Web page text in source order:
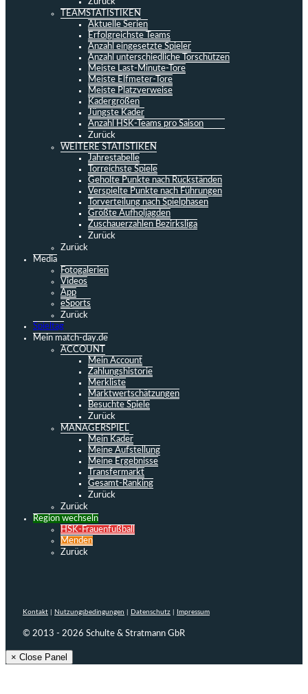
TEAMSTATISTIKEN
Aktuelle Serien
Erfolgreichste Teams
Anzahl eingesetzte Spieler
Anzahl unterschiedliche Torschützen
Meiste Last-Minute-Tore
Meiste Elfmeter-Tore
Meiste Platzverweise
Kadergrößen
Jüngste Kader
Anzahl HSK-Teams pro Saison
Zurück
WEITERE STATISTIKEN
Jahrestabelle
Torreichste Spiele
Geholte Punkte nach Rückständen
Verspielte Punkte nach Führungen
Torverteilung nach Spielphasen
Größte Aufholjagden
Zuschauerzahlen Bezirksliga
Zurück
Zurück
Media
Fotogalerien
Videos
App
eSports
Zurück
Spieltag
Mein match-day.de
ACCOUNT
Mein Account
Zahlungshistorie
Merkliste
Marktwertschätzungen
Besuchte Spiele
Zurück
MANAGERSPIEL
Mein Kader
Meine Aufstellung
Meine Ergebnisse
Transfermarkt
Gesamt-Ranking
Zurück
Zurück
Region wechseln
HSK-Frauenfußball
Menden
Zurück
Kontakt Nutzungsbedingungen Datenschutz Impressum
© 2013 - 2026 Schulte & Stratmann GbR
× Close Panel